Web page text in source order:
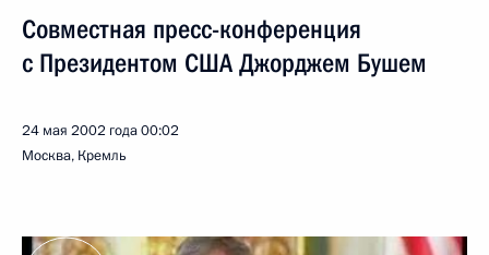
Совместная пресс-конференция
с Президентом США Джорджем Бушем
24 мая 2002 года00:02
Москва, Кремль